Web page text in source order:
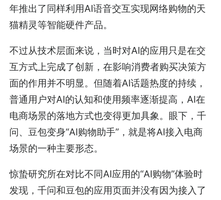
年推出了同样利用AI语音交互实现网络购物的天
猫精灵等智能硬件产品。
不过从技术层面来说，当时对AI的应用只是在交
互方式上完成了创新，在影响消费者购买决策方
面的作用并不明显。但随着AI话题热度的持续，
普通用户对AI的认知和使用频率逐渐提高，AI在
电商场景的落地方式也变得更加具象。眼下，千
问、豆包变身“AI购物助手”，就是将AI接入电商
场景的一种主要形态。
惊蛰研究所在对比不同AI应用的“AI购物”体验时
发现，千问和豆包的应用页面并没有因为接入了